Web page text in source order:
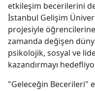
etkileşim becerilerini
İstanbul Gelişim
projesiyle öğrencilerine
zamanda değişen
psikolojik, sosyal ve
kazandırmayı
"Geleceğin Becerileri"